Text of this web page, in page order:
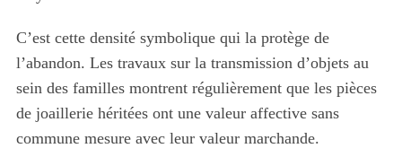
C’est cette densité symbolique qui la protège de
l’abandon. Les travaux sur la transmission d’objets au
sein des familles montrent régulièrement que les pièces
de joaillerie héritées ont une valeur affective sans
commune mesure avec leur valeur marchande.